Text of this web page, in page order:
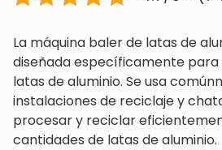
La máquina baler de latas de
diseñada específicamente
latas de aluminio. Se usa
instalaciones de reciclaje y
procesar y reciclar
cantidades de latas de aluminio.